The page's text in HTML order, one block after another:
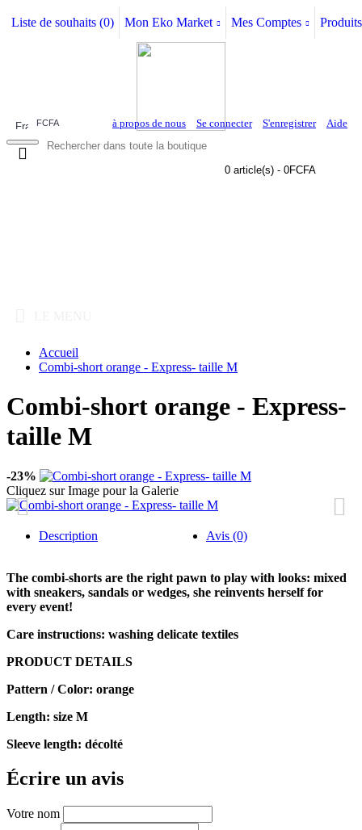
Liste de souhaits (0) Mon Eko Market Mes Comptes
0 article(s) - 0FCFA
FCFA à propos de nous Se connecter S'enregistrer Aide
Accueil
Combi-short orange - Express- taille M
Combi-short orange - Express-
taille M
-23%
Cliquez sur Image pour la Galerie
Description Avis (0)
The combi-shorts are the right pawn to play with looks: mixed
with sneakers, sandals or wedges, she reinvents herself for
every event!
Care instructions: washing delicate textiles
PRODUCT DETAILS
Pattern / Color: orange
Length: size M
Sleeve length: décolté
Écrire un avis
Votre nom